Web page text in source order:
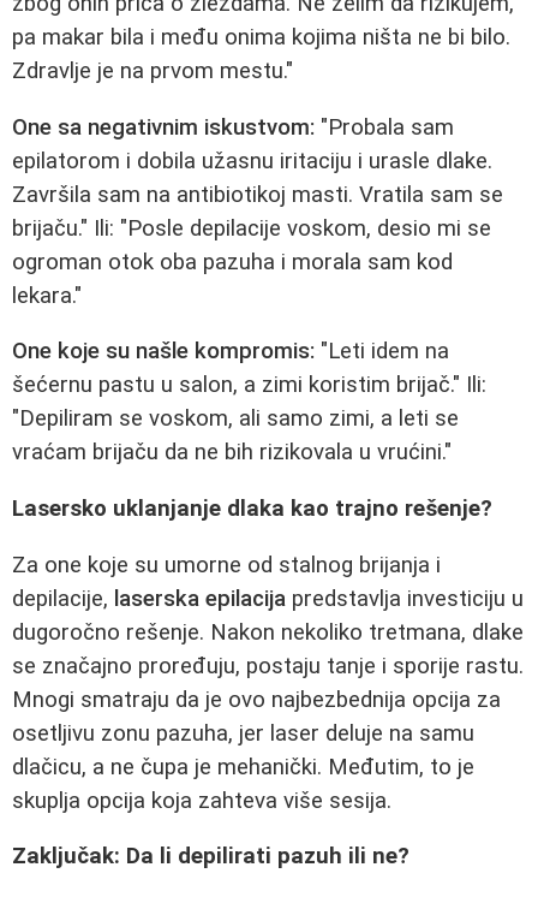
pa makar bila i među onima kojima ništa ne bi bilo.
Zdravlje je na prvom mestu."
One sa negativnim iskustvom: "Probala sam
epilatorom i dobila užasnu iritaciju i urasle dlake.
Završila sam na antibiotikoj masti. Vratila sam se
brijaču." Ili: "Posle depilacije voskom, desio mi se
ogroman otok oba pazuha i morala sam kod
lekara."
One koje su našle kompromis: "Leti idem na
šećernu pastu u salon, a zimi koristim brijač." Ili:
"Depiliram se voskom, ali samo zimi, a leti se
vraćam brijaču da ne bih rizikovala u vrućini."
Lasersko uklanjanje dlaka kao trajno rešenje?
Za one koje su umorne od stalnog brijanja i
depilacije, laserska epilacija predstavlja investiciju u
dugoročno rešenje. Nakon nekoliko tretmana, dlake
se značajno proređuju, postaju tanje i sporije rastu.
Mnogi smatraju da je ovo najbezbednija opcija za
osetljivu zonu pazuha, jer laser deluje na samu
dlačicu, a ne čupa je mehanički. Međutim, to je
skuplja opcija koja zahteva više sesija.
Zaključak: Da li depilirati pazuh ili ne?